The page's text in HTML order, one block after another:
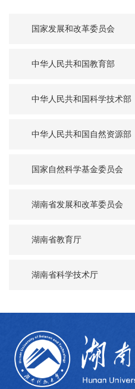
国家发展和改革委员会
中华人民共和国教育部
中华人民共和国科学技术部
中华人民共和国自然资源部
国家自然科学基金委员会
湖南省发展和改革委员会
湖南省教育厅
湖南省科学技术厅